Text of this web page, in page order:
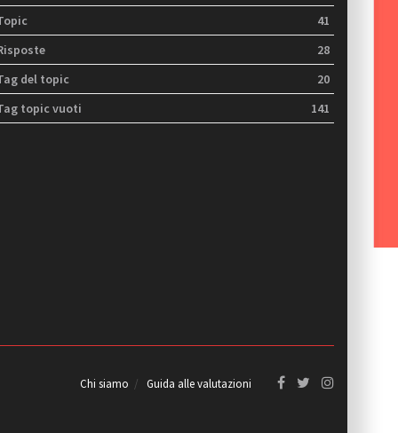
41
28
del topic
20
topic vuoti
141
Chi siamo Guida alle valutazioni